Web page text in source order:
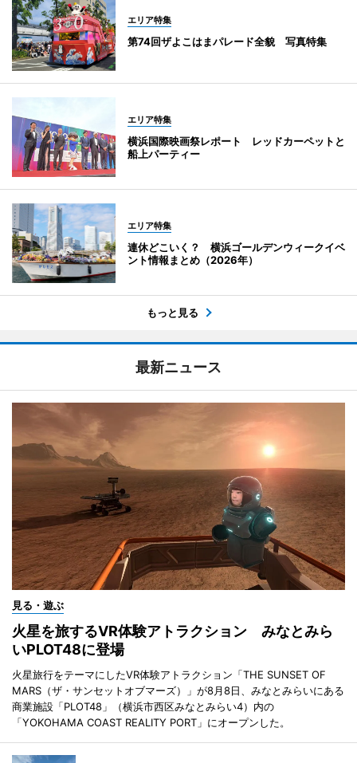
エリア特集
第74回ザよこはまパレード全貌 写真特集
エリア特集
横浜国際映画祭レポート レッドカーペットと
船上パーティー
エリア特集
連休どこいく？ 横浜ゴールデンウィークイベ
ント情報まとめ（2026年）
もっと見る
最新ニュース
見る・遊ぶ
火星を旅するVR体験アトラクション みなとみら
いPLOT48に登場
火星旅行をテーマにしたVR体験アトラクション「THE SUNSET OF
MARS（ザ・サンセットオブマーズ）」が8月8日、みなとみらいにある
商業施設「PLOT48」（横浜市西区みなとみらい4）内の
「YOKOHAMA COAST REALITY PORT」にオープンした。